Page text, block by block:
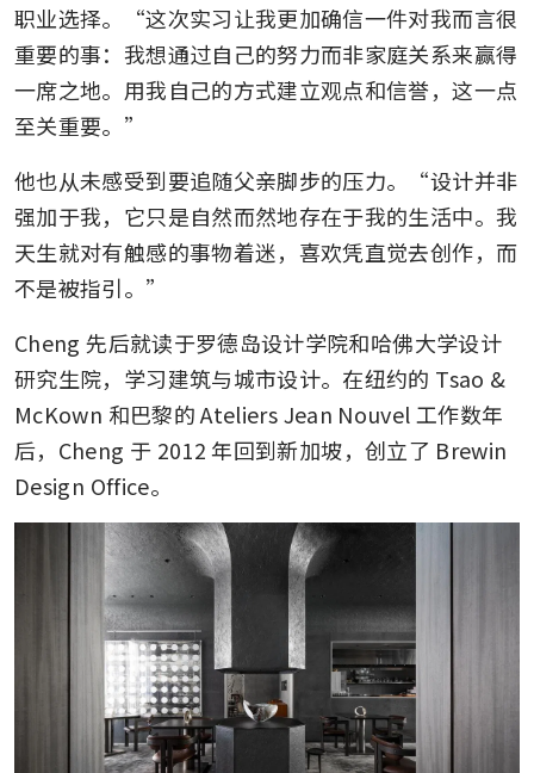
职业选择。“这次实习让我更加确信一件对我而言很
重要的事：我想通过自己的努力而非家庭关系来赢得
一席之地。用我自己的方式建立观点和信誉，这一点
至关重要。”
他也从未感受到要追随父亲脚步的压力。“设计并非
强加于我，它只是自然而然地存在于我的生活中。我
天生就对有触感的事物着迷，喜欢凭直觉去创作，而
不是被指引。”
Cheng 先后就读于罗德岛设计学院和哈佛大学设计
研究生院，学习建筑与城市设计。在纽约的 Tsao &
McKown 和巴黎的 Ateliers Jean Nouvel 工作数年
后，Cheng 于 2012 年回到新加坡，创立了 Brewin
Design Office。